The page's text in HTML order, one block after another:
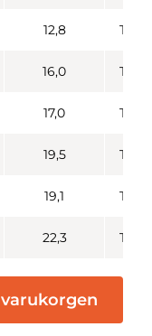
12,8
16,0
17,0
19,5
19,1
22,3